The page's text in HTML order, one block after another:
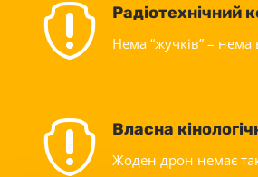
 Радіотехнічний
Нема “жучків” – нема
 Власна
Жоден дрон немає